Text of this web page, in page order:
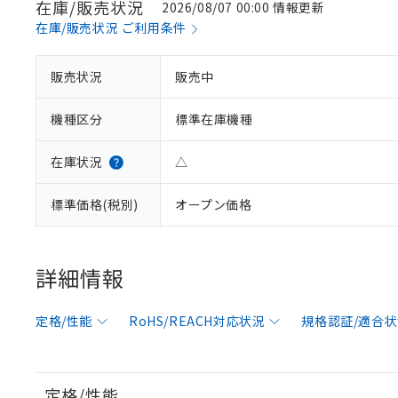
在庫/販売状況
2026/08/07 00:00 情報更新
在庫/販売状況 ご利用条件
販売状況 販売中
機種区分 標準在庫機種
在庫状況 △
標準価格(税別) オープン価格
詳細情報
定格/性能 RoHS/REACH対応状況 規格認証/適合